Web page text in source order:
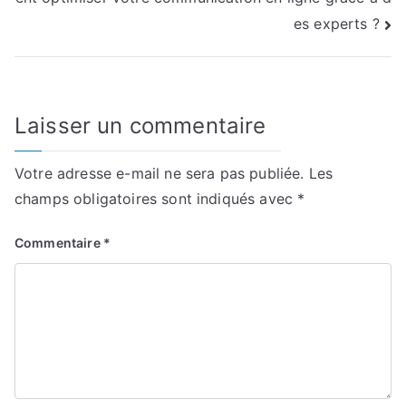
es experts ?
Laisser un commentaire
Votre adresse e-mail ne sera pas publiée. Les
champs obligatoires sont indiqués avec *
Commentaire *